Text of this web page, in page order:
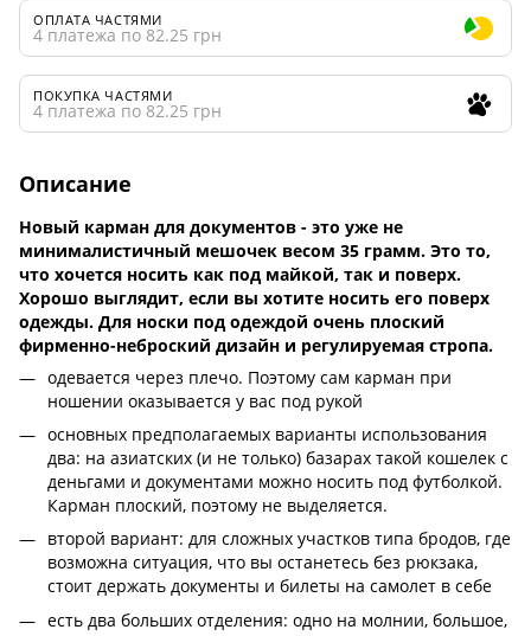
ОПЛАТА ЧАСТЯМИ
4 платежа по 82.25 грн
ПОКУПКА ЧАСТЯМИ
4 платежа по 82.25 грн
Описание
Новый карман для документов - это уже не
минималистичный мешочек весом 35 грамм. Это то,
что хочется носить как под майкой, так и поверх.
Хорошо выглядит, если вы хотите носить его поверх
одежды. Для носки под одеждой очень плоский
фирменно-неброский дизайн и регулируемая стропа.
одевается через плечо. Поэтому сам карман при
ношении оказывается у вас под рукой
основных предполагаемых варианты использования
два: на азиатских (и не только) базарах такой кошелек с
деньгами и документами можно носить под футболкой.
Карман плоский, поэтому не выделяется.
второй вариант: для сложных участков типа бродов, где
возможна ситуация, что вы останетесь без рюкзака,
стоит держать документы и билеты на самолет в себе
есть два больших отделения: одно на молнии, большое,